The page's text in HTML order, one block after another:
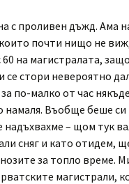
с проливен дъжд. Ама
почти нищо не
на магистралата,
се стори невероятно
по-малко от час
намаля. Въобще беше си
надъхвахме – щом тук
сняг и като отидем,
за топло време.
магистрали,